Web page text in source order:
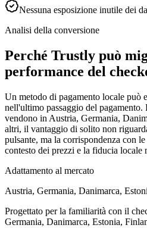
Nessuna esposizione inutile dei
Analisi della conversione
Perché Trustly può
performance del
Un metodo di pagamento locale può
nell'ultimo passaggio del pagamento.
vendono in Austria, Germania,
altri, il vantaggio di solito non
pulsante, ma la corrispondenza con
contesto dei prezzi e la fiducia locale
Adattamento al mercato
Austria, Germania, Danimarca,
Progettato per la familiarità con il
Germania, Danimarca, Estonia,